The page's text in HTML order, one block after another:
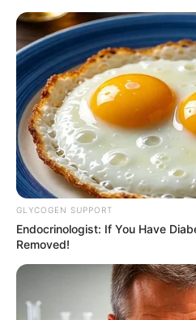
GLYCOGEN SUPPORT
Endocrinologist: If You Have
Removed!